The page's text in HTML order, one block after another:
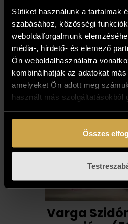
Sütiket használunk a tartalmak
szabásához, közösségi
weboldalforgalmunk
média-, hirdető- és elemező
Ön weboldalhasználatra
kombinálhatják az adatokat más
amelyeket Ön adott meg
használt más szolgáltatásokból
Összes
Varga